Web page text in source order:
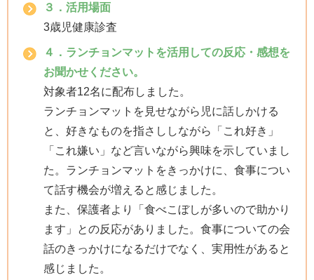
３．活用場面
3歳児健康診査
４．ランチョンマットを活用しての反応・感想を
お聞かせください。
対象者12名に配布しました。
ランチョンマットを見せながら児に話しかける
と、好きなものを指さししながら「これ好き」
「これ嫌い」など言いながら興味を示していまし
た。ランチョンマットをきっかけに、食事につい
て話す機会が増えると感じました。
また、保護者より「食べこぼしが多いので助かり
ます」との反応がありました。食事についての会
話のきっかけになるだけでなく、実用性があると
感じました。